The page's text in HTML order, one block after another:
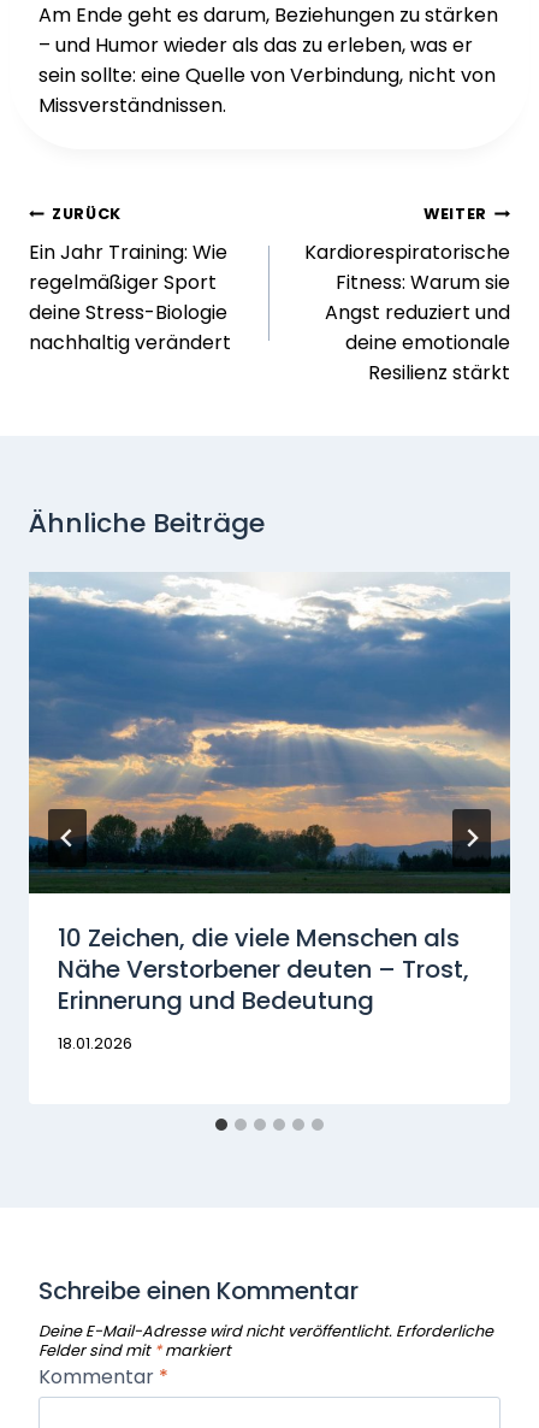
Am Ende geht es darum, Beziehungen zu stärken
– und Humor wieder als das zu erleben, was er
sein sollte: eine Quelle von Verbindung, nicht von
Missverständnissen.
Beitragsnavigation
ZURÜCK
Ein Jahr Training: Wie
regelmäßiger Sport
deine Stress-Biologie
nachhaltig verändert
WEITER
Kardiorespiratorische
Fitness: Warum sie
Angst reduziert und
deine emotionale
Resilienz stärkt
Ähnliche Beiträge
10 Zeichen, die viele Menschen als
Nähe Verstorbener deuten – Trost,
Erinnerung und Bedeutung
18.01.2026
Schreibe einen Kommentar
Deine E-Mail-Adresse wird nicht veröffentlicht. Erforderliche
Felder sind mit *markiert
Kommentar *